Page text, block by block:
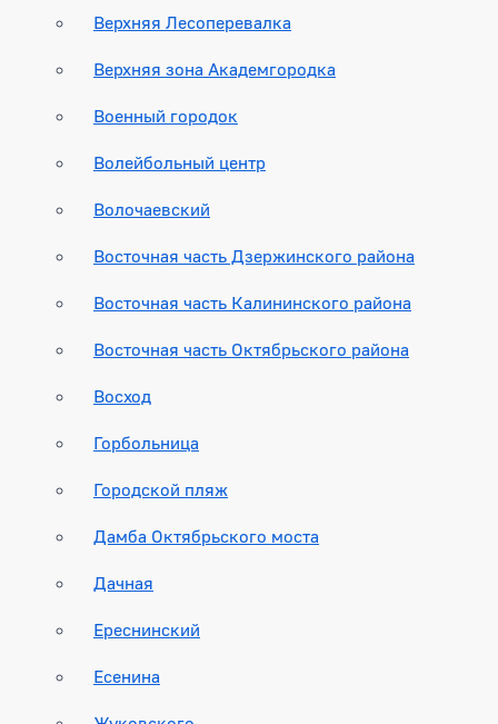
Верхняя Лесоперевалка
Верхняя зона Академгородка
Военный городок
Волейбольный центр
Волочаевский
Восточная часть Дзержинского района
Восточная часть Калининского района
Восточная часть Октябрьского района
Восход
Горбольница
Городской пляж
Дамба Октябрьского моста
Дачная
Ереснинский
Есенина